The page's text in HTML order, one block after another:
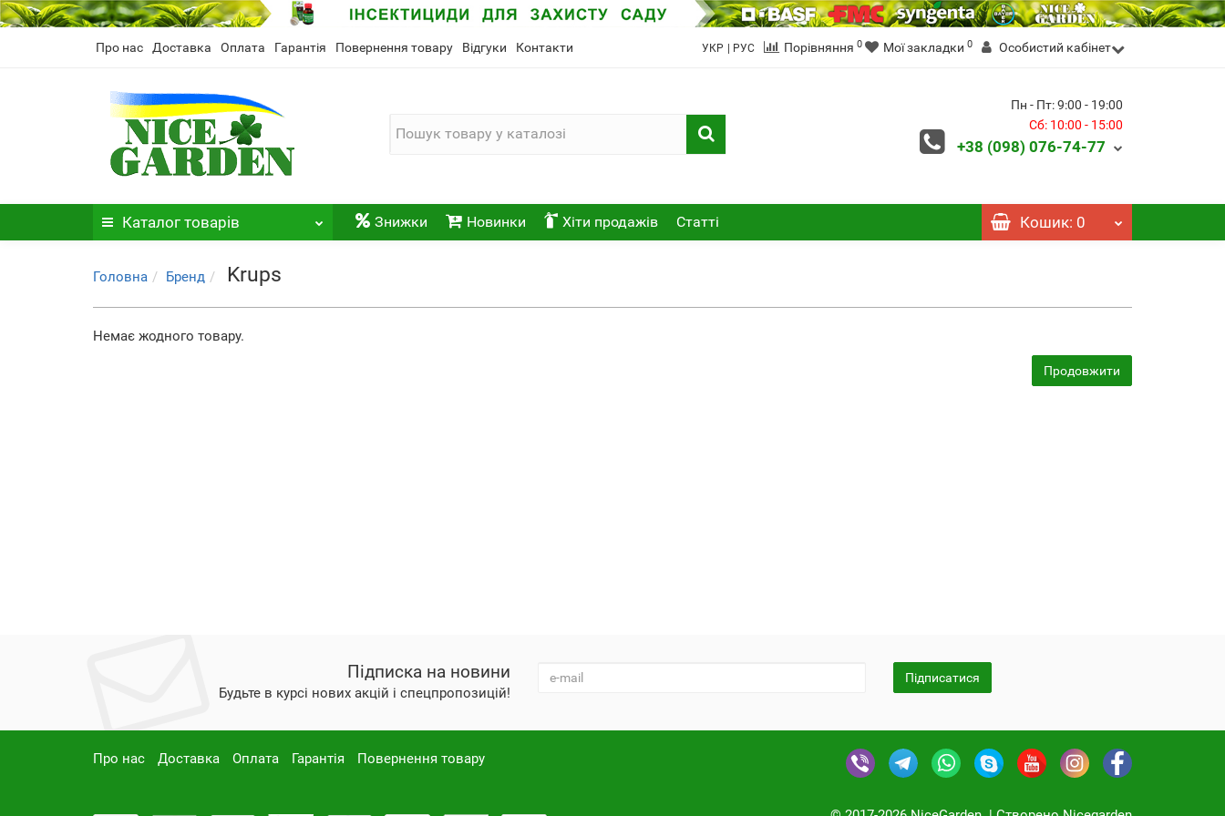
Про нас Доставка Оплата Гарантія Повернення товару Відгуки Контакти УКР | РУС Порівняння 0 Мої закладки 0 Особистий кабінет
Пн - Пт: 9:00 - 19:00
Сб: 10:00 - 15:00
+38 (098) 076-74-77
Каталог товарів Знижки Новинки Хіти продажів Статті Кошик: 0
Головна Бренд Krups
Немає жодного товару.
Продовжити
Підписка на новини
Будьте в курсі нових акцій і спецпропозицій!
Підписатися
Про нас Доставка Оплата Гарантія Повернення товару